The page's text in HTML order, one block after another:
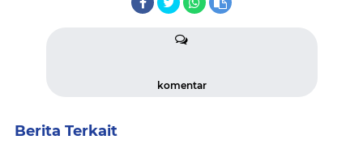
komentar
Berita Terkait